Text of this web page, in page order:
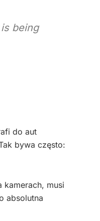
being
do aut
bywa często:
kamerach, musi
absolutna